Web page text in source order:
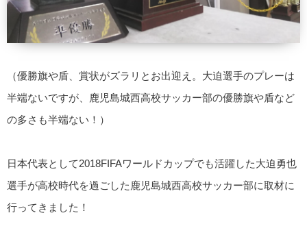
（優勝旗や盾、賞状がズラリとお出迎え。大迫選手のプレーは
半端ないですが、鹿児島城西高校サッカー部の優勝旗や盾など
の多さも半端ない！）
日本代表として2018FIFAワールドカップでも活躍した大迫勇也
選手が高校時代を過ごした鹿児島城西高校サッカー部に取材に
行ってきました！